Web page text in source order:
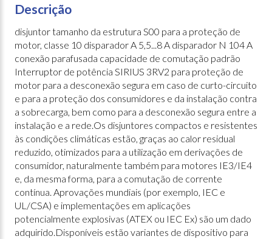
Descrição
disjuntor tamanho da estrutura S00 para a proteção de
motor, classe 10 disparador A 5,5...8 A disparador N 104 A
conexão parafusada capacidade de comutação padrão
Interruptor de potência SIRIUS 3RV2 para proteção de
motor para a desconexão segura em caso de curto-circuito
e para a proteção dos consumidores e da instalação contra
a sobrecarga, bem como para a desconexão segura entre a
instalação e a rede.Os disjuntores compactos e resistentes
às condições climáticas estão, graças ao calor residual
reduzido, otimizados para a utilização em derivações de
consumidor, naturalmente também para motores IE3/IE4
e, da mesma forma, para a comutação de corrente
contínua. Aprovações mundiais (por exemplo, IEC e
UL/CSA) e implementações em aplicações
potencialmente explosivas (ATEX ou IEC Ex) são um dado
adquirido.Disponíveis estão variantes de dispositivo para